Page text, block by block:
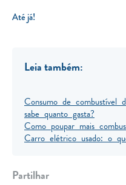
Até já!
Leia também:
Consumo de combustível
sabe quanto gasta?
Como poupar mais
Carro elétrico usado: o
Partilhar